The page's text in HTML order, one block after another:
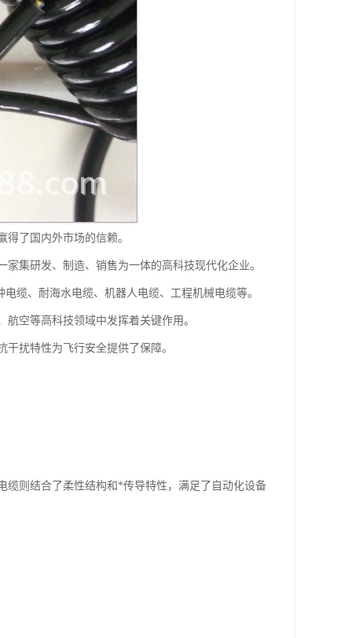
了国内外市场的信赖。
集研发、制造、销售为一体的高科技现代化企业。
缆、耐海水电缆、机器人电缆、工程机械电缆等。
空等高科技领域中发挥着关键作用。
扰特性为飞行安全提供了保障。
缆则结合了柔性结构和*传导特性，满足了自动化设备